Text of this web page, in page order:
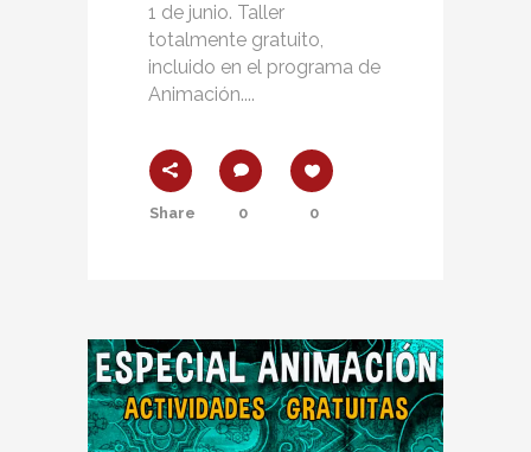
1 de junio. Taller
totalmente gratuito,
incluido en el programa de
Animación....
Share 0 0